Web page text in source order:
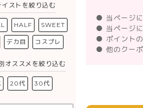
イストを絞り込む
HALF SWEET
デカ目 コスプレ
オススメを絞り込む
20代 30代
● 当ページ
● 当ページに
● ポイントの
● 他のクーポ